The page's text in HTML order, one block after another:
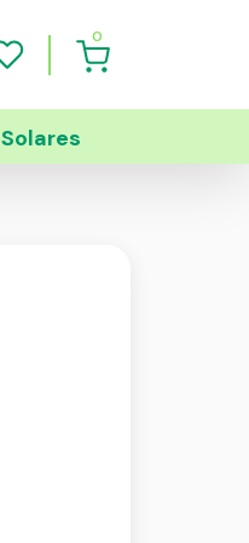
0
Solares